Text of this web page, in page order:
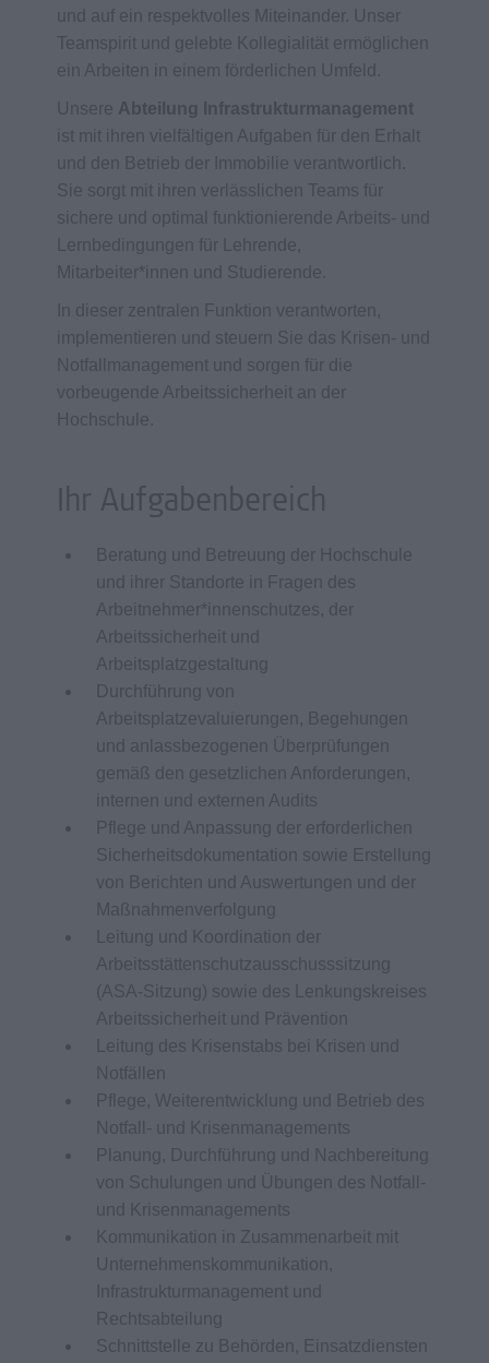
und auf ein respektvolles Miteinander. Unser
Teamspirit und gelebte Kollegialität ermöglichen
ein Arbeiten in einem förderlichen Umfeld.
Unsere Abteilung Infrastrukturmanagement
ist mit ihren vielfältigen Aufgaben für den Erhalt
und den Betrieb der Immobilie verantwortlich.
Sie sorgt mit ihren verlässlichen Teams für
sichere und optimal funktionierende Arbeits- und
Lernbedingungen für Lehrende,
Mitarbeiter*innen und Studierende.
In dieser zentralen Funktion verantworten,
implementieren und steuern Sie das Krisen- und
Notfallmanagement und sorgen für die
vorbeugende Arbeitssicherheit an der
Hochschule.
Ihr Aufgabenbereich
Beratung und Betreuung der Hochschule
und ihrer Standorte in Fragen des
Arbeitnehmer*innenschutzes, der
Arbeitssicherheit und
Arbeitsplatzgestaltung
Durchführung von
Arbeitsplatzevaluierungen, Begehungen
und anlassbezogenen Überprüfungen
gemäß den gesetzlichen Anforderungen,
internen und externen Audits
Pflege und Anpassung der erforderlichen
Sicherheitsdokumentation sowie Erstellung
von Berichten und Auswertungen und der
Maßnahmenverfolgung
Leitung und Koordination der
Arbeitsstättenschutzausschusssitzung
(ASA-Sitzung) sowie des Lenkungskreises
Arbeitssicherheit und Prävention
Leitung des Krisenstabs bei Krisen und
Notfällen
Pflege, Weiterentwicklung und Betrieb des
Notfall- und Krisenmanagements
Planung, Durchführung und Nachbereitung
von Schulungen und Übungen des Notfall-
und Krisenmanagements
Kommunikation in Zusammenarbeit mit
Unternehmenskommunikation,
Infrastrukturmanagement und
Rechtsabteilung
Schnittstelle zu Behörden, Einsatzdiensten